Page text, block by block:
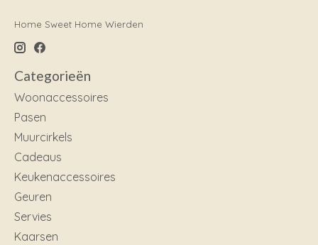
Home Sweet Home Wierden
Categorieën
Woonaccessoires
Pasen
Muurcirkels
Cadeaus
Keukenaccessoires
Geuren
Servies
Kaarsen